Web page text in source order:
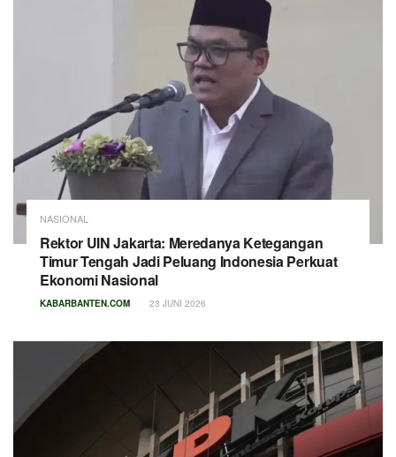
NASIONAL
Rektor UIN Jakarta: Meredanya Ketegangan
Timur Tengah Jadi Peluang Indonesia Perkuat
Ekonomi Nasional
KABARBANTEN.COM 23 JUNI 2026